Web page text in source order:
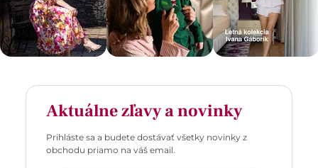
Aktuálne zľavy a novinky
Prihláste sa a budete dostávať všetky novinky z
obchodu priamo na váš email.